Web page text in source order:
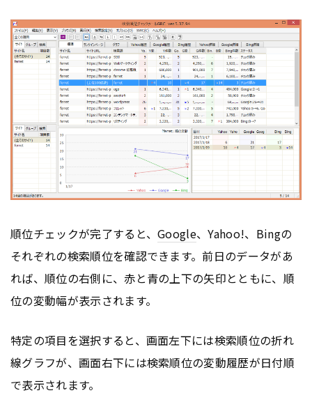
順位チェックが完了すると、Google、Yahoo!、Bingの
それぞれの検索順位を確認できます。前日のデータがあ
れば、順位の右側に、赤と青の上下の矢印とともに、順
位の変動幅が表示されます。
特定の項目を選択すると、画面左下には検索順位の折れ
線グラフが、画面右下には検索順位の変動履歴が日付順
で表示されます。